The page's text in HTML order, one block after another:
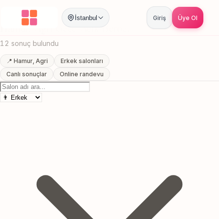
İstanbul Giriş Üye Ol
Anasayfa / Agri Hamur Gece Acik Berber
Hamur, Agri Gece Acik Berber
12 sonuç bulundu
📍 Hamur, Agri
Erkek salonları
Canlı sonuçlar
Online randevu